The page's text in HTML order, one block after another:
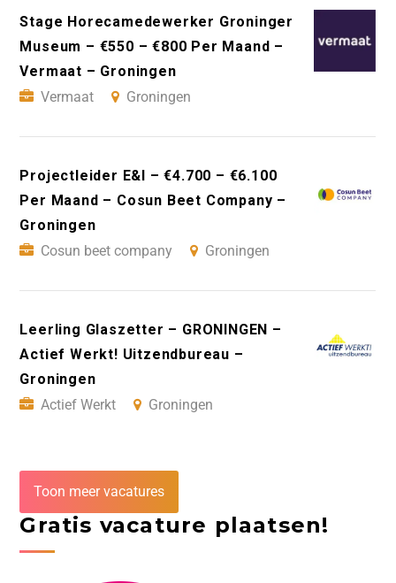
Stage Horecamedewerker Groninger
Museum – €550 – €800 Per Maand –
Vermaat – Groningen
Vermaat
Groningen
Projectleider E&I – €4.700 – €6.100
Per Maand – Cosun Beet Company –
Groningen
Cosun beet company
Groningen
Leerling Glaszetter – GRONINGEN –
Actief Werkt! Uitzendbureau –
Groningen
Actief Werkt
Groningen
Toon meer vacatures
Gratis vacature plaatsen!